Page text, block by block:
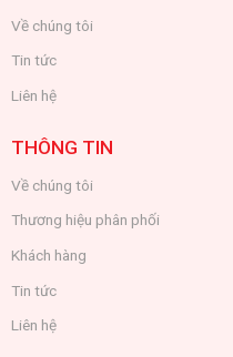
Về chúng tôi
Tin tức
Liên hệ
THÔNG TIN
Về chúng tôi
Thương hiệu phân phối
Khách hàng
Tin tức
Liên hệ